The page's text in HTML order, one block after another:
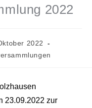
2022
2022
23.09.2022 zur